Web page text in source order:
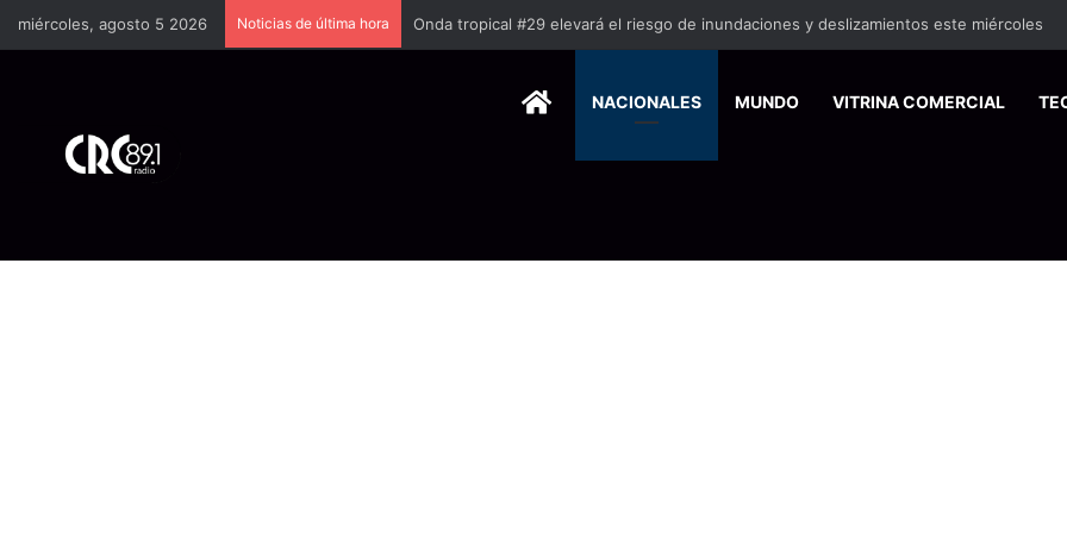
miércoles, agosto 5 2026 Noticias de última hora Pacientes seguirán bajo medidas de emergencia por renuncia de especialistas en la
HOMENACIONALES MUNDO VITRINA COMERCIAL